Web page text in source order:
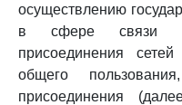
осуществлению
в сфере связи
присоединения
общего
присоединения